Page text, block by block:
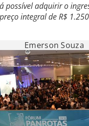
possível adquirir o
integral de R$
Emerson Souza